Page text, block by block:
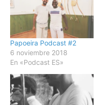
Papoeira Podcast #2
6 noviembre 2018
En «Podcast ES»